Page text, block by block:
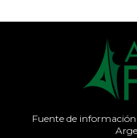
Fuente de